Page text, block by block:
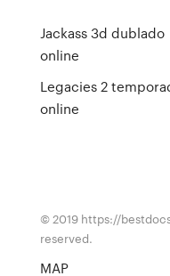
Jackass 3d dublado
online
Legacies 2
online
© 2019 https://
reserved.
MAP